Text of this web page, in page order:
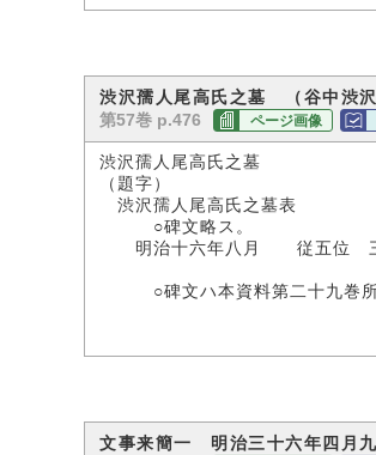
渋沢孺人尾高氏之墓 （谷中渋沢
第57巻 p.476
ページ画像
渋沢孺人尾高氏之墓 （
（題字）
渋沢孺人尾高氏之墓表
○碑文略ス。
明治十六年八月 従五位
吉川
○碑文ハ本資料第二十九巻所
文事来簡一 明治三十六年四月九